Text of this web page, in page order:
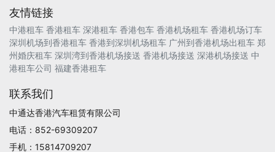
友情链接
中港租车 香港租车 深港租车 香港包车 香港机场租车 香港机场订车
深圳机场到香港租车 香港到深圳机场租车 广州到香港机场出租车 郑
州婚庆租车 深圳湾到香港机场接送 香港机场接送 深港机场接送 中
港租车公司 福建香港租车
联系我们
中通达香港汽车租赁有限公司
电话：852-69309207
手机：15814709207